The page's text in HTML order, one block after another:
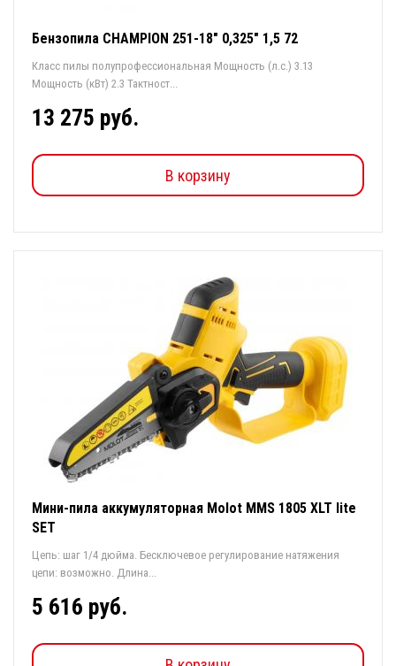
Бензопила CHAMPION 251-18" 0,325" 1,5 72
Класс пилы полупрофессиональная Мощность (л.с.) 3.13
Мощность (кВт) 2.3 Тактност...
13 275 руб.
В корзину
Мини-пила аккумуляторная Molot MMS 1805 XLT lite
SET
Цепь: шаг 1/4 дюйма. Бесключевое регулирование натяжения
цепи: возможно. Длина...
5 616 руб.